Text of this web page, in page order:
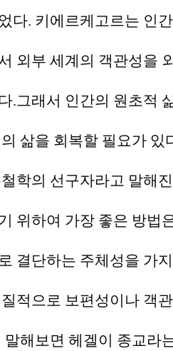
다. 키에르케고르는 인
외부 세계의 객관성을
.그래서 인간의 원초적
삶을 회복할 필요가 있
학의 선구자라고 말해
위하여 가장 좋은 방법
결단하는 주체성을 가
적으로 보편성이나 객
말해보면 헤겔이 종교라